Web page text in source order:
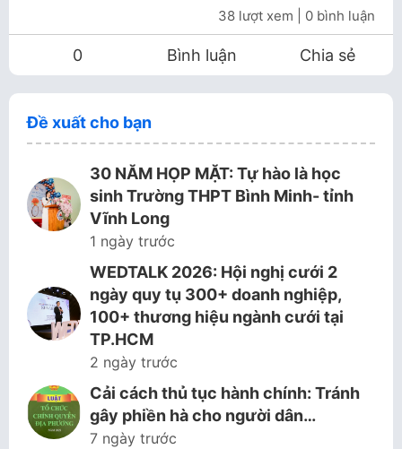
38 lượt xem | 0 bình luận
0 Bình luận Chia sẻ
Đề xuất cho bạn
30 NĂM HỌP MẶT: Tự hào là học
sinh Trường THPT Bình Minh- tỉnh
Vĩnh Long
1 ngày trước
WEDTALK 2026: Hội nghị cưới 2
ngày quy tụ 300+ doanh nghiệp,
100+ thương hiệu ngành cưới tại
TP.HCM
2 ngày trước
Cải cách thủ tục hành chính: Tránh
gây phiền hà cho người dân…
7 ngày trước